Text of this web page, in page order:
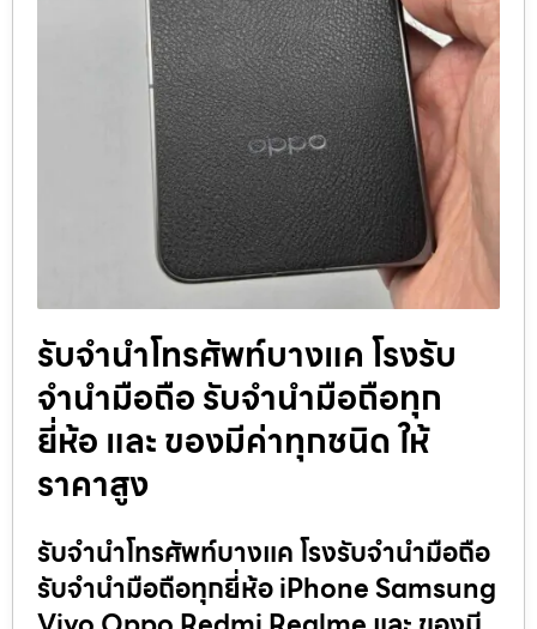
รับจำนำโทรศัพท์บางแค โรงรับ
จำนำมือถือ รับจำนำมือถือทุก
ยี่ห้อ และ ของมีค่าทุกชนิด ให้
ราคาสูง
รับจำนำโทรศัพท์บางแค โรงรับจำนำมือถือ
รับจำนำมือถือทุกยี่ห้อ iPhone Samsung